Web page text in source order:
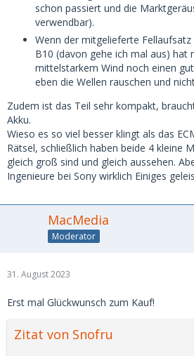
schon passiert und die
verwendbar).
Wenn der mitgelieferte
B10 (davon gehe ich mal aus) hat
mittelstarkem Wind noch einen
eben die Wellen rauschen und
Zudem ist das Teil sehr kompakt,
Akku.
Wieso es so viel besser klingt als das
Rätsel, schließlich haben beide 4 kleine
gleich groß sind und gleich aussehen.
Ingenieure bei Sony wirklich Einiges
MacMedia
Moderator
31. August 2023
Erst mal Glückwunsch zum Kauf!
Zitat von Snofru